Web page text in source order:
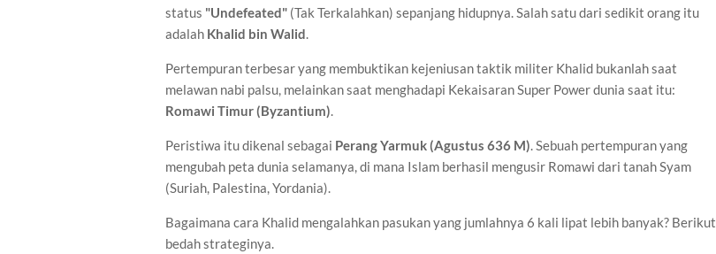
status "Undefeated" (Tak Terkalahkan) sepanjang hidupnya. Salah satu dari sedikit orang itu
adalah Khalid bin Walid.
Pertempuran terbesar yang membuktikan kejeniusan taktik militer Khalid bukanlah saat
melawan nabi palsu, melainkan saat menghadapi Kekaisaran Super Power dunia saat itu:
Romawi Timur (Byzantium).
Peristiwa itu dikenal sebagai Perang Yarmuk (Agustus 636 M). Sebuah pertempuran yang
mengubah peta dunia selamanya, di mana Islam berhasil mengusir Romawi dari tanah Syam
(Suriah, Palestina, Yordania).
Bagaimana cara Khalid mengalahkan pasukan yang jumlahnya 6 kali lipat lebih banyak? Berikut
bedah strateginya.